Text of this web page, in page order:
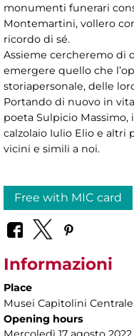
monumenti funerari
Montemartini, vollero
ricordo di sé.
Assieme cercheremo di
emergere quello che
storiapersonale, delle
Portando di nuovo in
poeta Sulpicio Massimo,
calzolaio Iulio Elio e altri
vicini e simili a noi.
Free with MIC card
Informazioni
Place
Musei Capitolini
Opening hours